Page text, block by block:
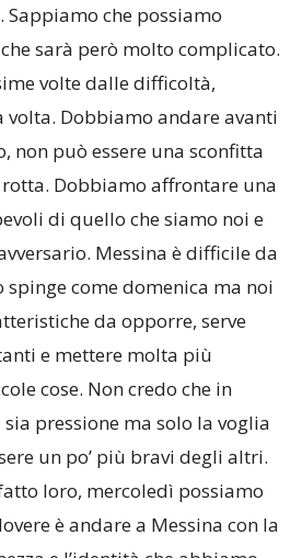
Sappiamo che possiamo
sarà però molto complicato.
Dobbiamo andare avanti
non può essere una sconfitta
rotta. Dobbiamo affrontare una
di quello che siamo noi e
spinge come domenica ma noi
da opporre, serve
e mettere molta più
cose. Non credo che in
pressione ma solo la voglia
un po’ più bravi degli altri.
loro, mercoledì possiamo